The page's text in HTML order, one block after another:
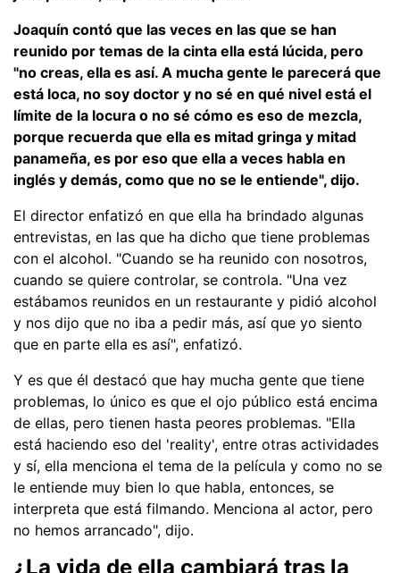
Joaquín contó que las veces en las que se han
reunido por temas de la cinta ella está lúcida, pero
"no creas, ella es así. A mucha gente le parecerá que
está loca, no soy doctor y no sé en qué nivel está el
límite de la locura o no sé cómo es eso de mezcla,
porque recuerda que ella es mitad gringa y mitad
panameña, es por eso que ella a veces habla en
inglés y demás, como que no se le entiende", dijo.
El director enfatizó en que ella ha brindado algunas
entrevistas, en las que ha dicho que tiene problemas
con el alcohol. "Cuando se ha reunido con nosotros,
cuando se quiere controlar, se controla. "Una vez
estábamos reunidos en un restaurante y pidió alcohol
y nos dijo que no iba a pedir más, así que yo siento
que en parte ella es así", enfatizó.
Y es que él destacó que hay mucha gente que tiene
problemas, lo único es que el ojo público está encima
de ellas, pero tienen hasta peores problemas. "Ella
está haciendo eso del 'reality', entre otras actividades
y sí, ella menciona el tema de la película y como no se
le entiende muy bien lo que habla, entonces, se
interpreta que está filmando. Menciona al actor, pero
no hemos arrancado", dijo.
¿La vida de ella cambiará tras la